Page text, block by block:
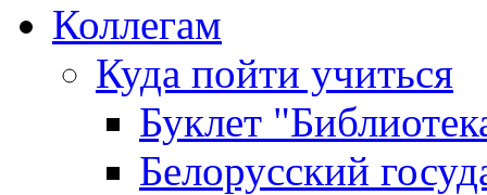
Коллегам
Куда пойти учиться
Буклет
Белорусский